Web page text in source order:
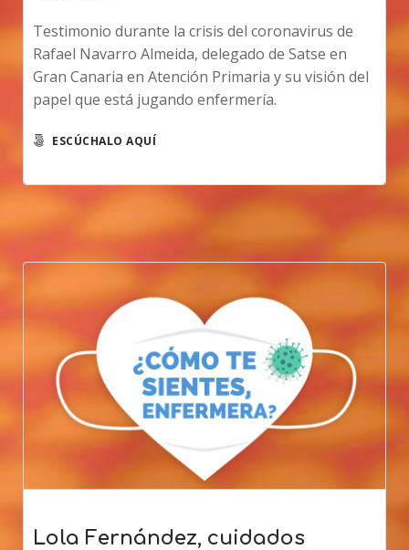
Testimonio durante la crisis del coronavirus de
Rafael Navarro Almeida, delegado de Satse en
Gran Canaria en Atención Primaria y su visión del
papel que está jugando enfermería.
ESCÚCHALO AQUÍ
Lola Fernández, cuidados